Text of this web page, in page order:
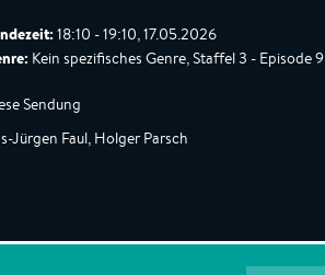
18:10 - 19:10, 17.05.2026
Kein spezifisches Genre, Staffel 3 - Episode 9
Sendung
Jürgen Faul, Holger Parsch